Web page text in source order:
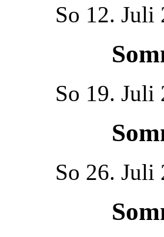
So 12. Juli
So 19. Juli
So 26. Juli